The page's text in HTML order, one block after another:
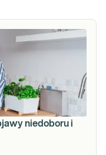
niedoboru i